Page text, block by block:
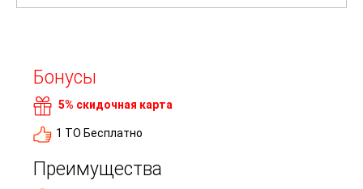
Бонусы
5% скидочная карта
1 ТО Бесплатно
Преимущества